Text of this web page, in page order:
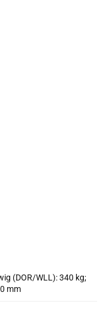
(DOR/WLL): 340 kg;
mm